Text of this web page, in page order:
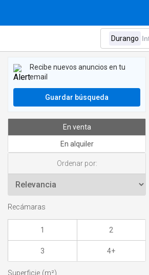
Recibe nuevos anuncios en tu
email
Guardar búsqueda
En venta
En alquiler
Ordenar por:
Recámaras
1 2
3 4+